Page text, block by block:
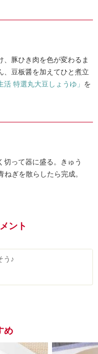
豚ひき肉を色が変わるま
、豆板醤を加えてひと煮立
活 特選丸大豆しょうゆ」 を
って器に盛る。きゅう
ねぎを散らしたら完成。
ント
う♪
め